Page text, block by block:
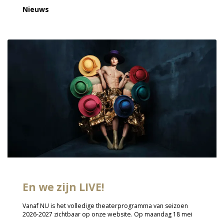
Nieuws
En we zijn LIVE!
Vanaf NU is het volledige theaterprogramma van seizoen
2026-2027 zichtbaar op onze website. Op maandag 18 mei